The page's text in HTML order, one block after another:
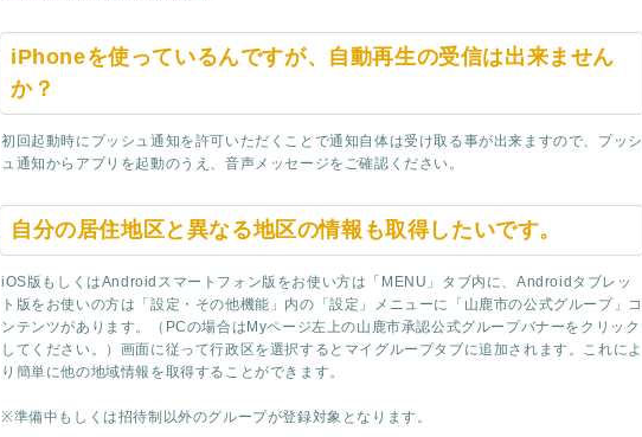
iPhoneを使っているんですが、自動再生の受信は出来ません
か？
初回起動時にプッシュ通知を許可いただくことで通知自体は受け取る事が出来ますので、プッシ
ュ通知からアプリを起動のうえ、音声メッセージをご確認ください。
自分の居住地区と異なる地区の情報も取得したいです。
iOS版もしくはAndroidスマートフォン版をお使い方は「MENU」タブ内に、Androidタブレッ
ト版をお使いの方は「設定・その他機能」内の「設定」メニューに「山鹿市の公式グループ」コ
ンテンツがあります。（PCの場合はMyページ左上の山鹿市承認公式グループバナーをクリック
してください。）画面に従って行政区を選択するとマイグループタブに追加されます。これによ
り簡単に他の地域情報を取得することができます。
※準備中もしくは招待制以外のグループが登録対象となります。